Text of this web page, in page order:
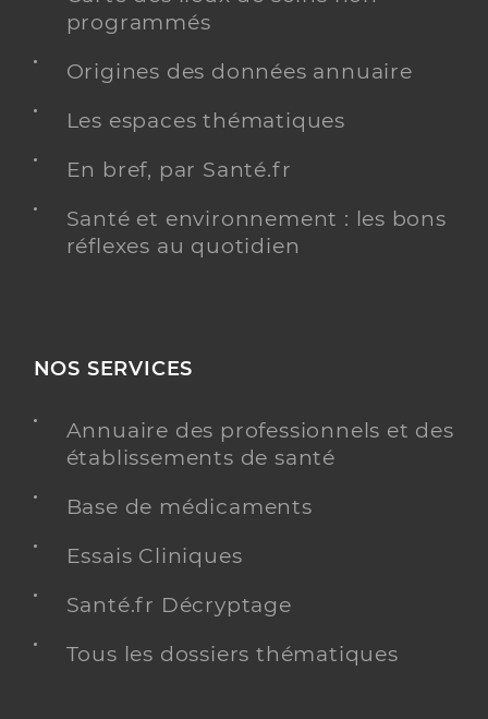
programmés
Origines des données annuaire
Les espaces thématiques
En bref, par Santé.fr
Santé et environnement : les bons
réflexes au quotidien
NOS SERVICES
Annuaire des professionnels et des
établissements de santé
Base de médicaments
Essais Cliniques
Santé.fr Décryptage
Tous les dossiers thématiques